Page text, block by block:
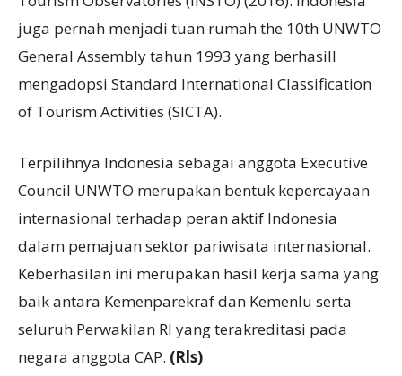
juga pernah menjadi tuan rumah the 10th UNWTO
General Assembly tahun 1993 yang berhasill
mengadopsi Standard International Classification
of Tourism Activities (SICTA).
Terpilihnya Indonesia sebagai anggota Executive
Council UNWTO merupakan bentuk kepercayaan
internasional terhadap peran aktif Indonesia
dalam pemajuan sektor pariwisata internasional.
Keberhasilan ini merupakan hasil kerja sama yang
baik antara Kemenparekraf dan Kemenlu serta
seluruh Perwakilan RI yang terakreditasi pada
negara anggota CAP. (Rls)